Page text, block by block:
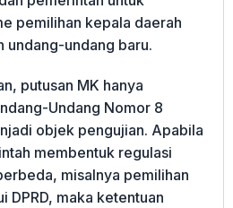
pemilihan kepala daerah
undang-undang baru.
putusan MK hanya
Undang Nomor 8
objek pengujian. Apabila
membentuk regulasi
misalnya pemilihan
DPRD, maka ketentuan